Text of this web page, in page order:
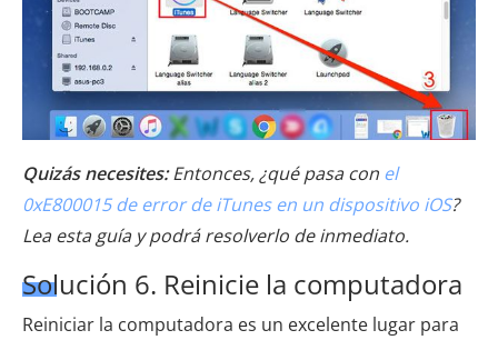
Quizás necesites:Entonces, ¿qué pasa con el
0xE800015 de error de iTunes en un dispositivo iOS?
Lea esta guía y podrá resolverlo de inmediato.
Solución 6. Reinicie la computadora
Reiniciar la computadora es un excelente lugar para